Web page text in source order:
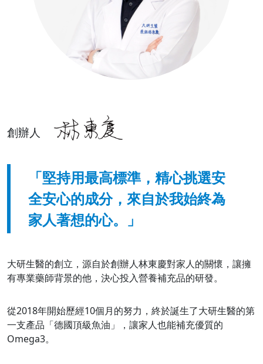
創辦人
「堅持用最高標準，精心挑選安
全安心的成分，來自於我始終為
家人著想的心。」
大研生醫的創立，源自於創辦人林東慶對家人的關懷，讓擁
有專業藥師背景的他，決心投入營養補充品的研發。
從2018年開始歷經10個月的努力，終於誕生了大研生醫的第
一支產品「德國頂級魚油」，讓家人也能補充優質的
Omega3。